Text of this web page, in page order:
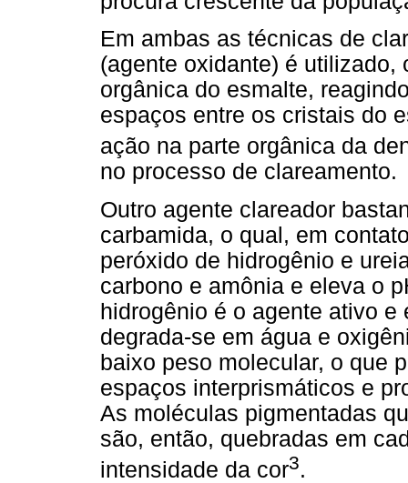
Em ambas as técnicas de
(agente oxidante) é utilizado,
orgânica do esmalte,
espaços entre os cristais do
ação na parte orgânica da
no processo de clareamento.
Outro agente clareador
carbamida, o qual, em
peróxido de hidrogênio e
carbono e amônia e eleva o
hidrogênio é o agente ativo
degrada-se em água e
baixo peso molecular, o que
espaços interprismáticos e
As moléculas pigmentadas
são, então, quebradas em
intensidade da cor3.